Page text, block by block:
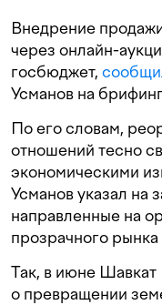
Внедрение
через онлайн-
госбюджет,
Усманов на
По его словам,
отношений тесно
экономическими
Усманов указал на
направленные на
прозрачного
Так, в июне
о превращении